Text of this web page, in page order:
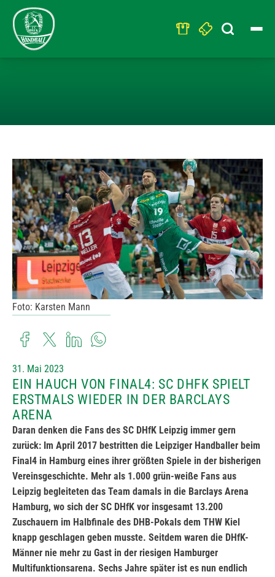
Search
for:
Foto: Karsten Mann
31. Mai 2023
EIN HAUCH VON FINAL4: SC DHFK SPIELT
ERSTMALS WIEDER IN DER BARCLAYS
ARENA
Daran denken die Fans des SC DHfK Leipzig immer gern
zurück: Im April 2017 bestritten die Leipziger Handballer beim
Final4 in Hamburg eines ihrer größten Spiele in der bisherigen
Vereinsgeschichte. Mehr als 1.000 grün-weiße Fans aus
Leipzig begleiteten das Team damals in die Barclays Arena
Hamburg, wo sich der SC DHfK vor insgesamt 13.200
Zuschauern im Halbfinale des DHB-Pokals dem THW Kiel
knapp geschlagen geben musste. Seitdem waren die DHfK-
Männer nie mehr zu Gast in der riesigen Hamburger
Multifunktionsarena. Sechs Jahre später ist es nun endlich